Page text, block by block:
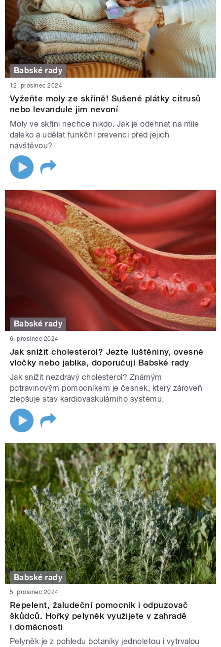
Babské rady
12. prosinec 2024
Vyžeňte moly ze skříně! Sušené plátky citrusů
nebo levandule jim nevoní
Moly ve skříni nechce nikdo. Jak je odehnat na míle
daleko a udělat funkční prevenci před jejich
návštěvou?
Babské rady
6. prosinec 2024
Jak snížit cholesterol? Jezte luštěniny, ovesné
vločky nebo jablka, doporučují Babské rady
Jak snížit nezdravý cholesterol? Známým
potravinovým pomocníkem je česnek, který zároveň
zlepšuje stav kardiovaskulárního systému.
Babské rady
5. prosinec 2024
Repelent, žaludeční pomocník i odpuzovač
škůdců. Hořký pelyněk využijete v zahradě
i domácnosti
Pelyněk je z pohledu botaniky jednoletou i vytrvalou